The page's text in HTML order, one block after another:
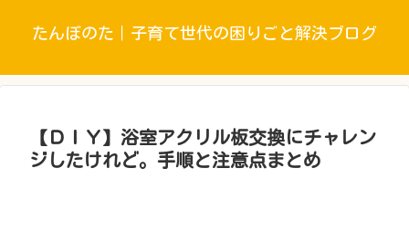
たんぼのた｜子育て世代の困りごと解決ブログ
【ＤＩＹ】浴室アクリル板交換にチャレン
ジしたけれど。手順と注意点まとめ